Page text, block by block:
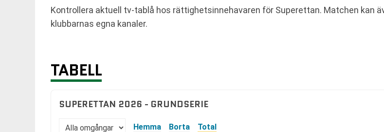
Kontrollera aktuell tv-tablå hos rättighetsinnehavaren för Superettan. Matchen kan
klubbarnas egna kanaler.
TABELL
SUPERETTAN 2026 - GRUNDSERIE
Hemma Borta Total